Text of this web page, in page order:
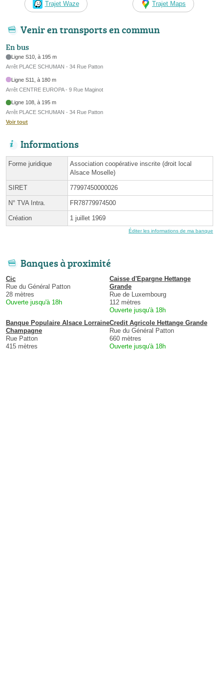
Trajet Waze Trajet Maps
Venir en transports en commun
En bus
Ligne S10, à 195 m
Arrêt PLACE SCHUMAN - 34 Rue Patton
Ligne S11, à 180 m
Arrêt CENTRE EUROPA - 9 Rue Maginot
Ligne 108, à 195 m
Arrêt PLACE SCHUMAN - 34 Rue Patton
Voir tout
Informations
Forme juridique
Association coopérative inscrite (droit local
Alsace Moselle)
SIRET 77997450000026
N° TVA Intra. FR78779974500
Création 1 juillet 1969
Éditer les informations de ma banque
Banques à proximité
Cic
Rue du Général Patton
28 mètres
Ouverte jusqu'à 18h
Caisse d'Epargne Hettange
Grande
Rue de Luxembourg
112 mètres
Ouverte jusqu'à 18h
Banque Populaire Alsace Lorraine
Champagne
Rue Patton
415 mètres
Credit Agricole Hettange Grande
Rue du Général Patton
660 mètres
Ouverte jusqu'à 18h